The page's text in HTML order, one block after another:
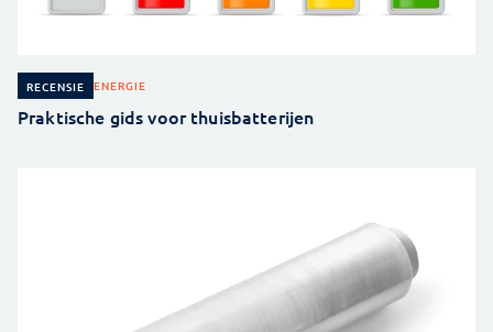
RECENSIE ENERGIE
Praktische gids voor thuisbatterijen